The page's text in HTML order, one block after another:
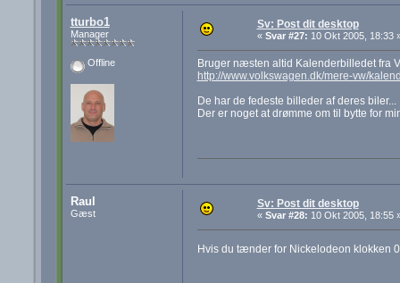
tturbo1
Manager
Offline
Sv: Post dit desktop
« Svar #27: 10 Okt 2005, 18:33
Bruger næsten altid Kalenderbilledet fra
http://www.volkswagen.dk/mere-vw/
De har de fedeste billeder af deres biler...
Der er noget at drømme om til bytte for
Raul
Gæst
Sv: Post dit desktop
« Svar #28: 10 Okt 2005, 18:55
Hvis du tænder for Nickelodeon klokken